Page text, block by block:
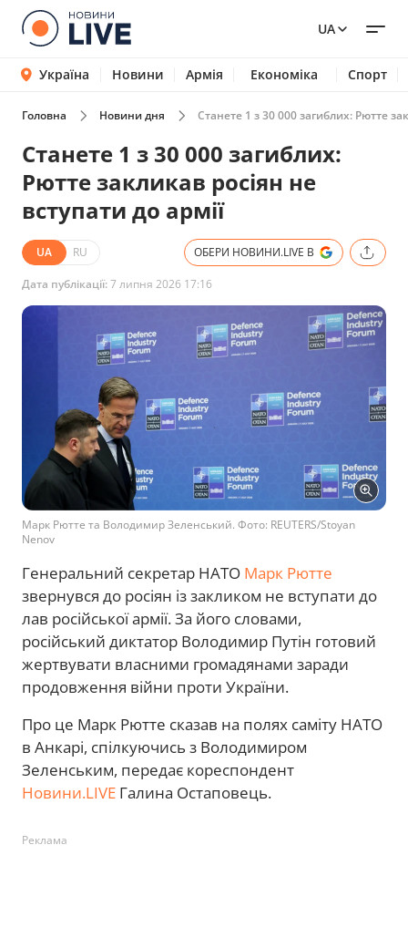
UA
Україна Новини Армія Економіка Спорт
Головна Новини дня Станете 1 з 30 000 загиблих: Рютте
Станете 1 з 30 000 загиблих:
Рютте закликав росіян не
вступати до армії
UA RU ОБЕРИ НОВИНИ.LIVE В
Дата публікації:7 липня 2026 17:16
Марк Рютте та Володимир Зеленський. Фото: REUTERS/Stoyan
Nenov
Генеральний секретар НАТО Марк Рютте
звернувся до росіян із закликом не вступати до
лав російської армії. За його словами,
російський диктатор Володимир Путін готовий
жертвувати власними громадянами заради
продовження війни проти України.
Про це Марк Рютте сказав на полях саміту НАТО
в Анкарі, спілкуючись з Володимиром
Зеленським, передає кореспондент
Новини.LIVE Галина Остаповець.
Реклама